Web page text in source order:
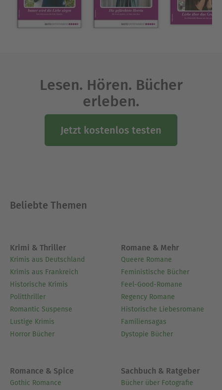
Lesen. Hören. Bücher
erleben.
Jetzt kostenlos testen
Beliebte Themen
Krimi & Thriller
Krimis aus Deutschland
Krimis aus Frankreich
Historische Krimis
Politthriller
Romantic Suspense
Lustige Krimis
Horror Bücher
Romane & Mehr
Queere Romane
Feministische Bücher
Feel-Good-Romane
Regency Romane
Historische Liebesromane
Familiensagas
Dystopie Bücher
Romance & Spice
Gothic Romance
Sachbuch & Ratgeber
Bücher über Fotografie